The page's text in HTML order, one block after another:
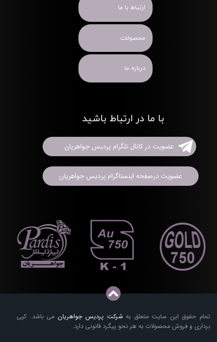
تمام حقوق این سایت متعلق به شرکت پردیس جواهریان می باشد. کپی
برداری و فروش محصولات به هر نحو پیگرد قانونی دارد.
ارتباط با ما
محصولات
درباره ما
با ما در ارتباط باشید
عضویت در کانال تلگرام پردیس جواهریان
عضویت درصفحه اینستاگرام پردیس جواهریان